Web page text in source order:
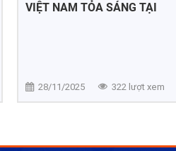
VIỆT NAM TỎA SÁNG TẠI
28/11/2025 322 lượt xem